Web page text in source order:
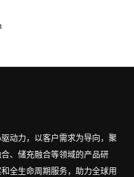
动力，以客户需求为导向，聚
、储充融合等领域的产品研
全生命周期服务，助力全球用